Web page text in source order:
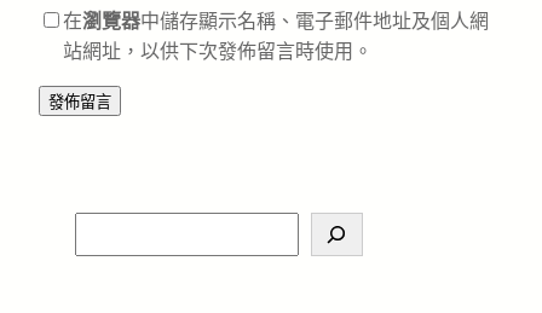
在瀏覽器中儲存顯示名稱、電子郵件地址及個人網
站網址，以供下次發佈留言時使用。
e